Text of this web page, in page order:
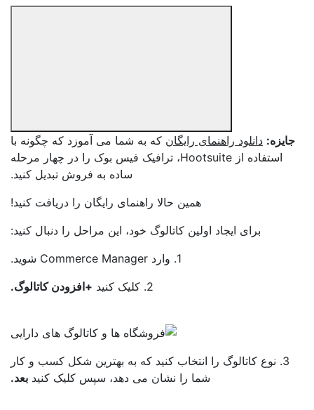
دانلود راهنمای رایگانکه به شما می آموزد که چگونه با
استفاده از Hootsuite، ترافیک فیس بوک را در چهار مرحله
ساده به فروش تبدیل کنید.
همین حالا راهنمای رایگان را دریافت کنید!
برای ایجاد اولین کاتالوگ خود، این مراحل را دنبال کنید:
+افزودن کاتالوگ.
3. نوع کاتالوگ را انتخاب کنید که به بهترین شکل کسب و کار
شما را نشان می دهد، سپس کلیک کنیدبعد.